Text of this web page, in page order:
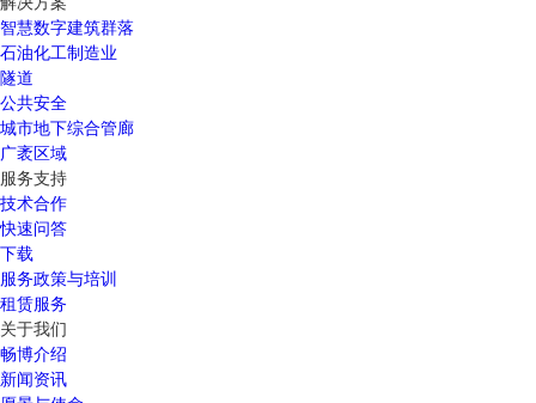
智慧数字建筑群落
石油化工制造业
隧道
公共安全
城市地下综合管廊
广袤区域
服务支持
技术合作
快速问答
下载
服务政策与培训
租赁服务
关于我们
畅博介绍
新闻资讯